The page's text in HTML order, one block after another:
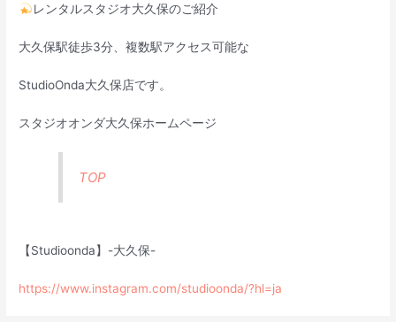
レンタルスタジオ大久保のご紹介
大久保駅徒歩3分、複数駅アクセス可能な
StudioOnda大久保店です。
スタジオオンダ大久保ホームページ
TOP
【Studioonda】-大久保-
https://www.instagram.com/studioonda/?hl=ja